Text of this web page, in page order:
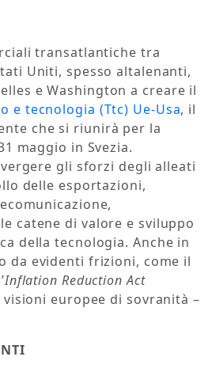
transatlantiche tra
Uniti, spesso altalenanti,
e Washington a creare il
e tecnologia (Ttc) Ue-Usa, il
che si riunirà per la
maggio in Svezia.
gli sforzi degli alleati
delle esportazioni,
catene di valore e sviluppo
della tecnologia. Anche in
da evidenti frizioni, come il
Inflation Reduction Act
europee di sovranità –